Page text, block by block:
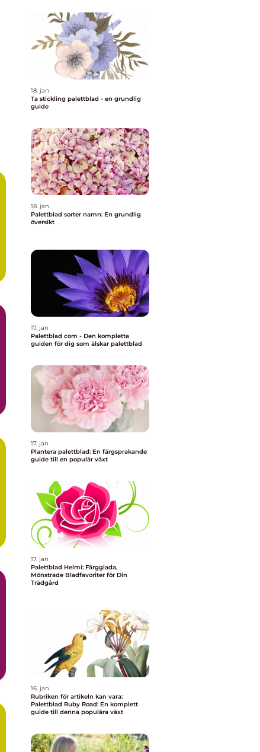
18. jan
Ta stickling palettblad - en grundlig
guide
18. jan
Palettblad sorter namn: En grundlig
översikt
17. jan
Palettblad com - Den kompletta
guiden för dig som älskar palettblad
17. jan
Plantera palettblad: En färgsprakande
guide till en populär växt
17. jan
Palettblad Helmi: Färgglada,
Mönstrade Bladfavoriter för Din
Trädgård
16. jan
Rubriken för artikeln kan vara:
Palettblad Ruby Road: En komplett
guide till denna populära växt